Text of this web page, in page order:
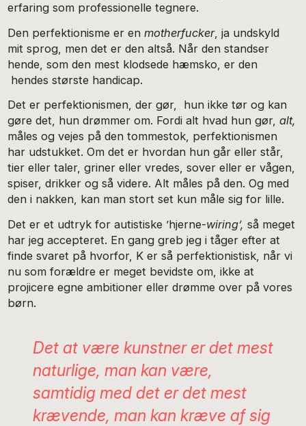
erfaring som professionelle tegnere.
Den perfektionisme er enmotherfucker, ja undskyld
mit sprog, men det er den altså. Når den standser
hende, som den mest klodsede hæmsko, er den
hendes største handicap.
Det er perfektionismen, der gør, hun ikke tør og kan
gøre det, hun drømmer om. Fordi alt hvad hun gør,alt,
måles og vejes på den tommestok, perfektionismen
har udstukket. Om det er hvordan hun går eller står,
tier eller taler, griner eller vredes, sover eller er vågen,
spiser, drikker og så videre. Alt måles på den. Og med
den i nakken, kan man stort set kun måle sig for lille.
Det er et udtryk for autistiske ’hjerne-wiring’,så meget
har jeg accepteret. En gang greb jeg i tåger efter at
finde svaret på hvorfor, K er så perfektionistisk, når vi
nu som forældre er meget bevidste om, ikke at
projicere egne ambitioner eller drømme over på vores
børn.
Det at være kunstner er det mest
naturlige, man kan være,
samtidig med det er det mest
krævende, man kan kræve af sig